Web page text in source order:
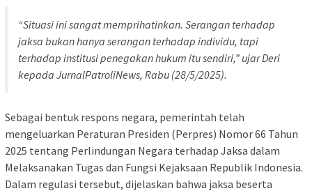
“Situasi ini sangat memprihatinkan. Serangan terhadap
jaksa bukan hanya serangan terhadap individu, tapi
terhadap institusi penegakan hukum itu sendiri,” ujar Deri
kepada JurnalPatroliNews, Rabu (28/5/2025).
Sebagai bentuk respons negara, pemerintah telah
mengeluarkan Peraturan Presiden (Perpres) Nomor 66 Tahun
2025 tentang Perlindungan Negara terhadap Jaksa dalam
Melaksanakan Tugas dan Fungsi Kejaksaan Republik Indonesia.
Dalam regulasi tersebut, dijelaskan bahwa jaksa beserta